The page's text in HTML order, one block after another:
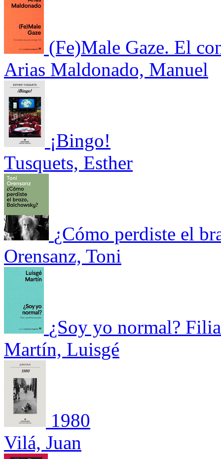
(Fe)Male Gaze. El
Arias Maldonado, Manuel
¡Bingo!
Tusquets, Esther
¿Cómo perdiste el
Orensanz, Toni
¿Soy yo normal?
Martín, Luisgé
1980
Vilá, Juan